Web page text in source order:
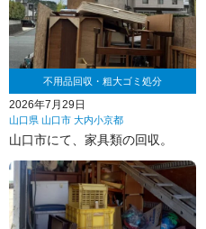
不用品回収・粗大ゴミ処分
2026年7月29日
山口県 山口市 大内小京都
山口市にて、家具類の回収。